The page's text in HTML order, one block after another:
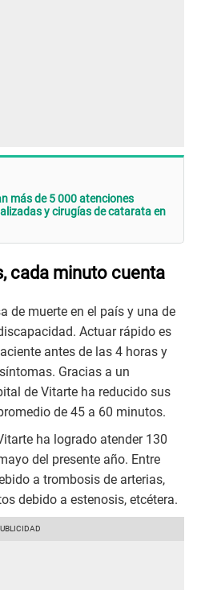
más de 5 000 atenciones
y cirugías de catarata en
cada minuto cuenta
de muerte en el país y una de
Actuar rápido es
antes de las 4 horas y
Gracias a un
de Vitarte ha reducido sus
de 45 a 60 minutos.
ha logrado atender 130
del presente año. Entre
a trombosis de arterias,
debido a estenosis, etcétera.